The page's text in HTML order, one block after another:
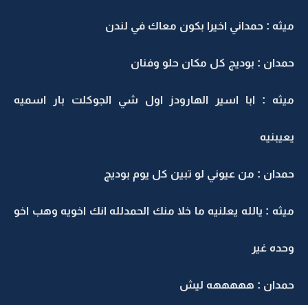
ميثه : حمداني اخيرا بكون معاك في لندن
حمدان : بوديج كل مكان حلو وفنان
ميثه : ابا اسير الهارودز اول شي الجوكلت بار اسميه
يعيبنيه
حمدان : من عيوني لو تبين كل يوم بوديج
ميثه : يالله يعلنيه ما خلا منك الحمدلله انك اخويه وهب اخو
وحده غير
حمدان : هههههه ليش